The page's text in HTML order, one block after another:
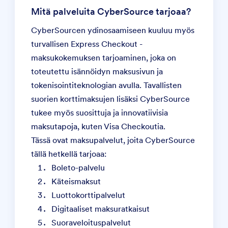
Mitä palveluita CyberSource tarjoaa?
CyberSourcen ydinosaamiseen kuuluu myös
turvallisen Express Checkout -
maksukokemuksen tarjoaminen, joka on
toteutettu isännöidyn maksusivun ja
tokenisointiteknologian avulla. Tavallisten
suorien korttimaksujen lisäksi CyberSource
tukee myös suosittuja ja innovatiivisia
maksutapoja, kuten Visa Checkoutia.
Tässä ovat maksupalvelut, joita CyberSource
tällä hetkellä tarjoaa:
Boleto-palvelu
Käteismaksut
Luottokorttipalvelut
Digitaaliset maksuratkaisut
Suoraveloituspalvelut